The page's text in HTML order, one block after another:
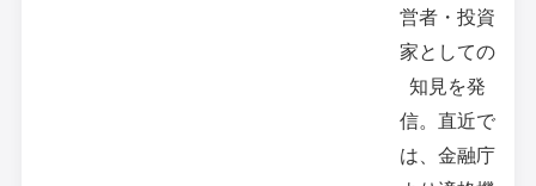
営者・投資
家としての
知見を発
信。直近で
は、金融庁